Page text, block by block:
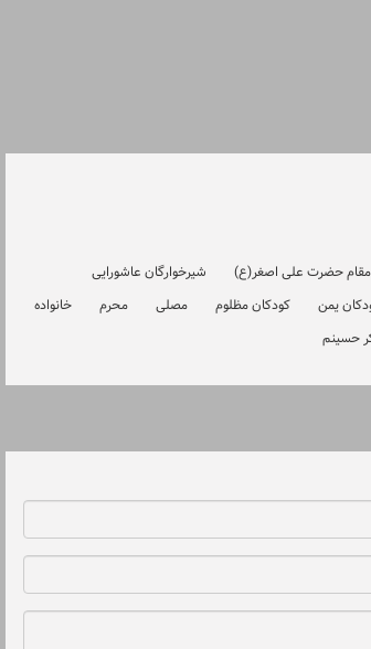
مقام حضرت علی اصغر(ع)
شیرخوارگان عاشورایی
یمن کودکان مظلوم مصلی محرم
خانواده
حسینم